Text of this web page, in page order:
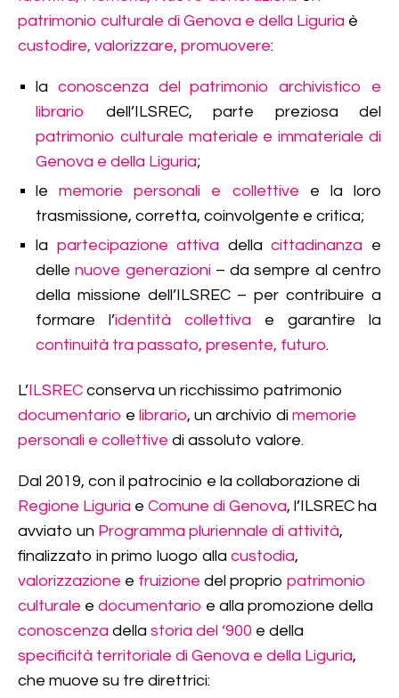
patrimonio culturale di Genova e della Liguria è
custodire, valorizzare, promuovere:
la conoscenza del patrimonio archivistico e
librario
dell’ILSREC, parte preziosa del
patrimonio culturale materiale e immateriale di
Genova e della Liguria;
lememorie personali e collettive e la loro
trasmissione, corretta, coinvolgente e critica;
la partecipazione attiva dellacittadinanza e
dellenuove generazioni – da sempre al centro
della missione dell’ILSREC – per contribuire a
formare l’identità collettiva e garantire la
continuità tra passato, presente, futuro.
L’ILSREC conserva un ricchissimo patrimonio
documentario e librario, un archivio di memorie
personali e collettive di assoluto valore.
Dal 2019, con il patrocinio e la collaborazione di
Regione Liguria e Comune di Genova, l’ILSREC ha
avviato un Programma pluriennale di attività,
finalizzato in primo luogo alla custodia,
valorizzazione e fruizione del proprio patrimonio
culturale e documentario e alla promozione della
conoscenza della storia del ‘900 e della
specificità territoriale di Genova e della Liguria,
che muove su tre direttrici: